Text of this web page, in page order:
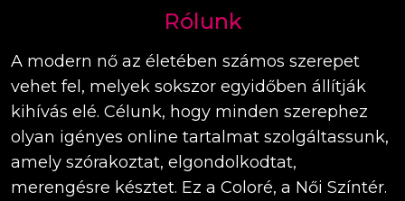
Rólunk
A modern nő az életében számos szerepet
vehet fel, melyek sokszor egyidőben állítják
kihívás elé. Célunk, hogy minden szerephez
olyan igényes online tartalmat szolgáltassunk,
amely szórakoztat, elgondolkodtat,
merengésre késztet. Ez a Coloré, a Női Színtér.